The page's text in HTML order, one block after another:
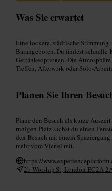
Was Sie erwartet
Eine lockere, städtische Stimmung
Barangeboten. Du findest schnelle
Getränkeoptionen. Die
Treffen, Afterwork oder Solo-
Planen Sie Ihren
Plane den Besuch als kurze
ruhigen Platz suchst du einen
den Besuch mit einem
mehr vom Viertel mit.
https://
2b Worship St, London EC2A